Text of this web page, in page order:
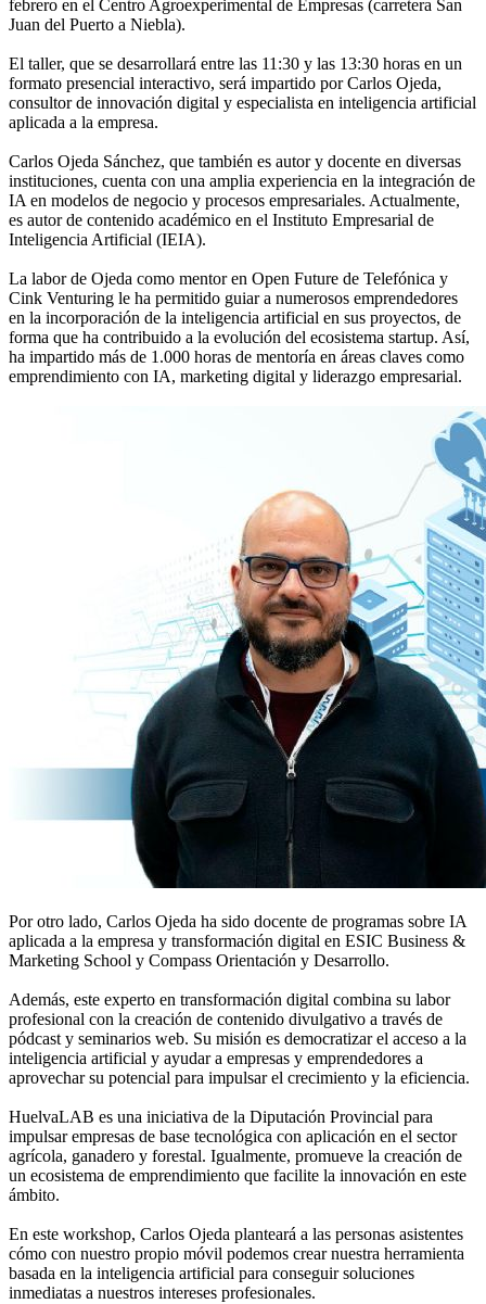
febrero en el Centro Agroexperimental de Empresas (carretera San
Juan del Puerto a Niebla).
El taller, que se desarrollará entre las 11:30 y las 13:30 horas en un
formato presencial interactivo, será impartido por Carlos Ojeda,
consultor de innovación digital y especialista en inteligencia artificial
aplicada a la empresa.
Carlos Ojeda Sánchez, que también es autor y docente en diversas
instituciones, cuenta con una amplia experiencia en la integración de
IA en modelos de negocio y procesos empresariales. Actualmente,
es autor de contenido académico en el Instituto Empresarial de
Inteligencia Artificial (IEIA).
La labor de Ojeda como mentor en Open Future de Telefónica y
Cink Venturing le ha permitido guiar a numerosos emprendedores
en la incorporación de la inteligencia artificial en sus proyectos, de
forma que ha contribuido a la evolución del ecosistema startup. Así,
ha impartido más de 1.000 horas de mentoría en áreas claves como
emprendimiento con IA, marketing digital y liderazgo empresarial.
Por otro lado, Carlos Ojeda ha sido docente de programas sobre IA
aplicada a la empresa y transformación digital en ESIC Business &
Marketing School y Compass Orientación y Desarrollo.
Además, este experto en transformación digital combina su labor
profesional con la creación de contenido divulgativo a través de
pódcast y seminarios web. Su misión es democratizar el acceso a la
inteligencia artificial y ayudar a empresas y emprendedores a
aprovechar su potencial para impulsar el crecimiento y la eficiencia.
HuelvaLAB es una iniciativa de la Diputación Provincial para
impulsar empresas de base tecnológica con aplicación en el sector
agrícola, ganadero y forestal. Igualmente, promueve la creación de
un ecosistema de emprendimiento que facilite la innovación en este
ámbito.
En este workshop, Carlos Ojeda planteará a las personas asistentes
cómo con nuestro propio móvil podemos crear nuestra herramienta
basada en la inteligencia artificial para conseguir soluciones
inmediatas a nuestros intereses profesionales.